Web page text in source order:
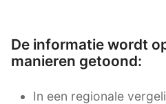
De informatie wordt
manieren getoond:
In een regionale